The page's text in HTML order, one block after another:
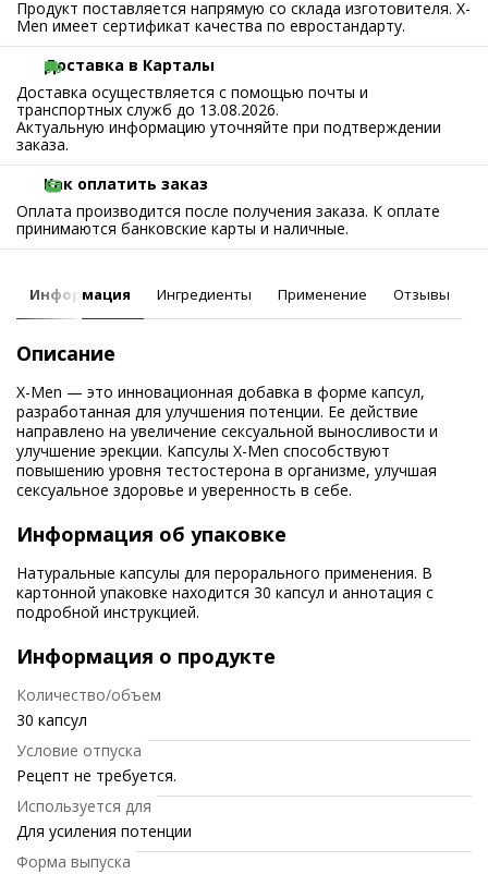
Продукт поставляется напрямую со склада изготовителя. X-
Men имеет сертификат качества по евростандарту.
Доставка в Карталы
Доставка осуществляется с помощью почты и
транспортных служб до 13.08.2026.
Актуальную информацию уточняйте при подтверждении
заказа.
Как оплатить заказ
Оплата производится после получения заказа. К оплате
принимаются банковские карты и наличные.
Информация Ингредиенты Применение Отзывы
Описание
X-Men — это инновационная добавка в форме капсул,
разработанная для улучшения потенции. Ее действие
направлено на увеличение сексуальной выносливости и
улучшение эрекции. Капсулы X-Men способствуют
повышению уровня тестостерона в организме, улучшая
сексуальное здоровье и уверенность в себе.
Информация об упаковке
Натуральные капсулы для перорального применения. В
картонной упаковке находится 30 капсул и аннотация с
подробной инструкцией.
Информация о продукте
Количество/объем
30 капсул
Условие отпуска
Рецепт не требуется.
Используется для
Для усиления потенции
Форма выпуска